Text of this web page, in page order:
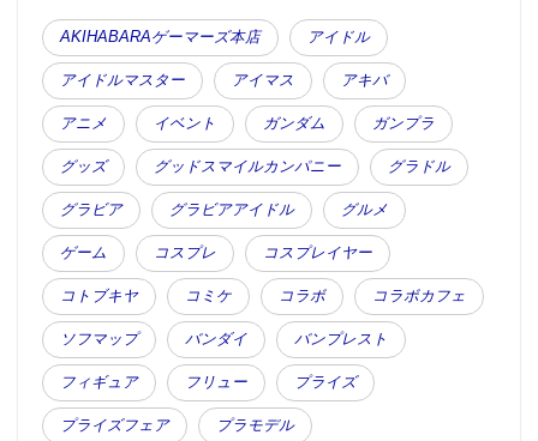
AKIHABARAゲーマーズ本店 アイドル
アイドルマスター アイマス アキバ
アニメ イベント ガンダム ガンプラ
グッズ グッドスマイルカンパニー グラドル
グラビア グラビアアイドル グルメ
ゲーム コスプレ コスプレイヤー
コトブキヤ コミケ コラボ コラボカフェ
ソフマップ バンダイ バンプレスト
フィギュア フリュー プライズ
プライズフェア プラモデル